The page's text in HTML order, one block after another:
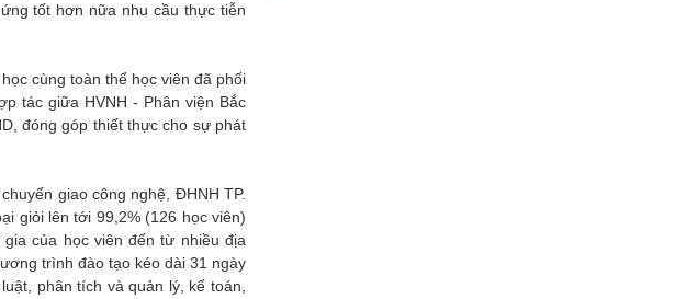
tốt hơn nữa nhu cầu thực tiễn
cùng toàn thể học viên đã phối
tác giữa HVNH - Phân viện Bắc
đóng góp thiết thực cho sự phát
giao công nghệ, ĐHNH TP.
giỏi lên tới 99,2% (126 học viên)
của học viên đến từ nhiều địa
trình đào tạo kéo dài 31 ngày
phân tích và quản lý, kế toán,